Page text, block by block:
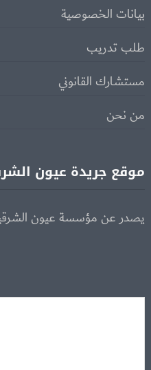
بيانات الخصوصية
طلب تدريب
مستشارك القانوني
من نحن
موقع جريدة عيون
يصدر عن مؤسسة عيون الشرقية